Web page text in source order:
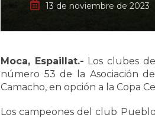
13 de noviembre de 2023
Moca, Espaillat.- Los clubes
número 53 de la Asociación
Camacho, en opción a la Copa
Los campeones del club